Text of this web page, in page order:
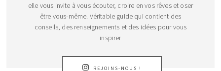
elle vous invite à vous écouter, croire en vos rêves et oser
être vous-même. Véritable guide qui contient des
conseils, des renseignements et des idées pour vous
inspirer
REJOINS-NOUS !